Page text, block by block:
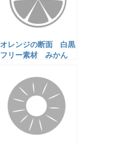
オレンジの断面 白黒
フリー素材 みかん